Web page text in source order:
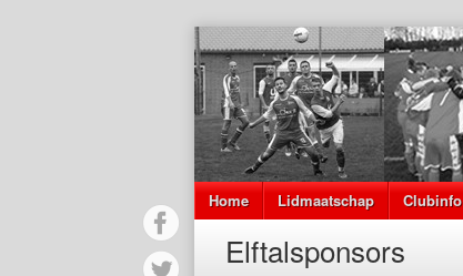
Home Lidmaatschap Clubinfo
Elftalsponsors